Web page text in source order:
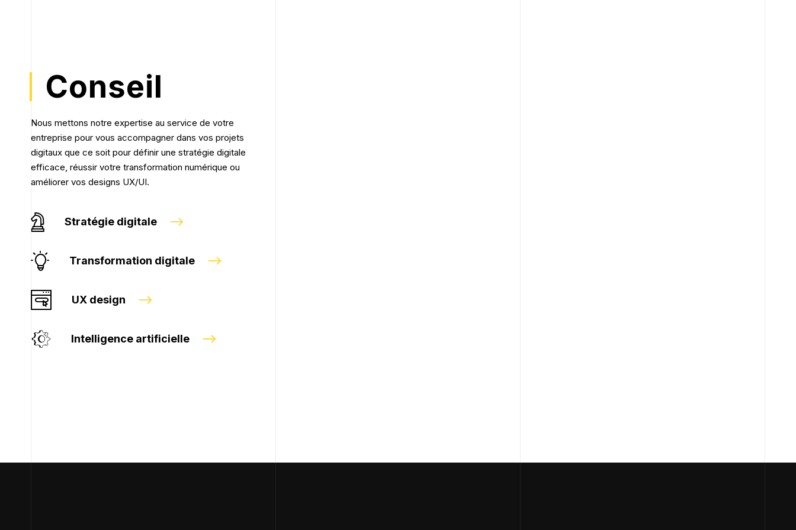
Conseil
Nous mettons notre expertise au service de votre
entreprise pour vous accompagner dans vos projets
digitaux que ce soit pour définir une stratégie digitale
efficace, réussir votre transformation numérique ou
améliorer vos designs UX/UI.
Stratégie digitale
Transformation digitale
UX design
Intelligence artificielle